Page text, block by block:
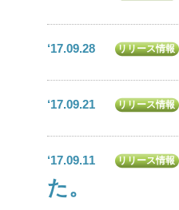
‘17.09.28 リリース情報
‘17.09.21 リリース情報
‘17.09.11 リリース情報
た。